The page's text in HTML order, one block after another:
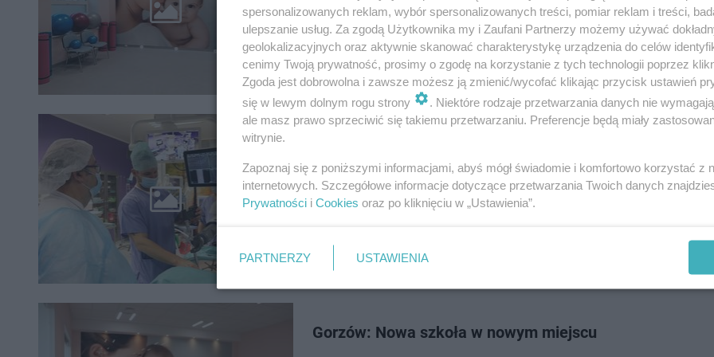
szpitala jest jasno i przytulnie. Dzięki zaadaptowaniu starego obiektu przyszłe
ponad trzykrotnie…
Ten robot został zaprojektowany przez neurochirurgów dla neurochirurgów do
eliminuje możliwe błędy ludzkie. Jego koszt to 1,5 miliona dolarów. W Polsce takie roboty
mają tylko 2 szpitale.
Gorzów: Nowa szkoła w nowym miejscu
spersonalizowanych reklam, wybór spersonalizowanych treści, pomiar reklam i treści,
ulepszanie usług. Za zgodą Użytkownika my i Zaufani Partnerzy możemy używać
geolokalizacyjnych oraz aktywnie skanować charakterystykę urządzenia do celów
cenimy Twoją prywatność, prosimy o zgodę na korzystanie z tych technologii poprzez
Zgoda jest dobrowolna i zawsze możesz ją zmienić/wycofać klikając przycisk ustawień
się w lewym dolnym rogu strony
. Niektóre rodzaje przetwarzania danych nie
ale masz prawo sprzeciwić się takiemu przetwarzaniu. Preferencje będą miały
witrynie.
Zapoznaj się z poniższymi informacjami, abyś mógł świadomie i komfortowo korzystać z
internetowych. Szczegółowe informacje dotyczące przetwarzania Twoich danych
Prywatności i Cookies oraz po kliknięciu w „Ustawienia”.
PARTNERZY USTAWIENIA